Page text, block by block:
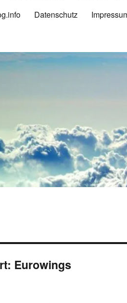
Datenschutz
Eurowings